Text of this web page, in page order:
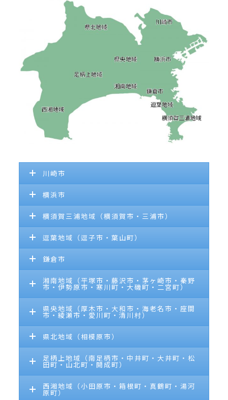
川崎市
横浜市
横須賀三浦地域（横須賀市・三浦市）
逗葉地域（逗子市・葉山町）
鎌倉市
湘南地域（平塚市・藤沢市・茅ヶ崎市・秦野
市・伊勢原市・寒川町・大磯町・二宮町）
県央地域（厚木市・大和市・海老名市・座間
市・綾瀬市・愛川町・清川村）
県北地域（相模原市）
足柄上地域（南足柄市・中井町・大井町・松
田町・山北町・開成町）
西湘地域（小田原市・箱根町・真鶴町・湯河
原町）